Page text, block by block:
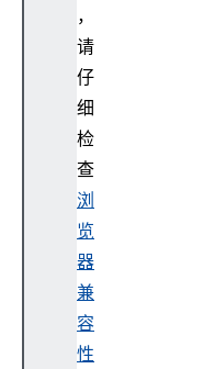
，
请
仔
细
检
查
浏
览
器
兼
容
性